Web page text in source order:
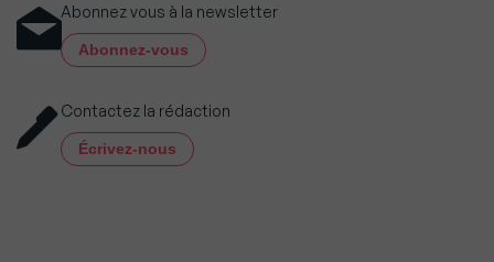
Abonnez vous à la newsletter
Abonnez-vous
Contactez la rédaction
Écrivez-nous